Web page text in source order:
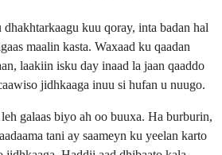
kuu qoray, inta badan hal
maalin kasta. Waxaad ku qaadan
laakiin isku day inaad la jaan qaaddo
jidhkaaga inuu si hufan u nuugo.
galaas biyo ah oo buuxa. Ha burburin,
tani ay saameyn ku yeelan karto